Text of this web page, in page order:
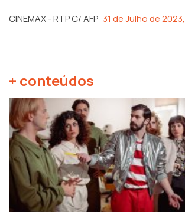
CINEMAX - RTP C/ AFP 31 de Julho de
+ conteúdos